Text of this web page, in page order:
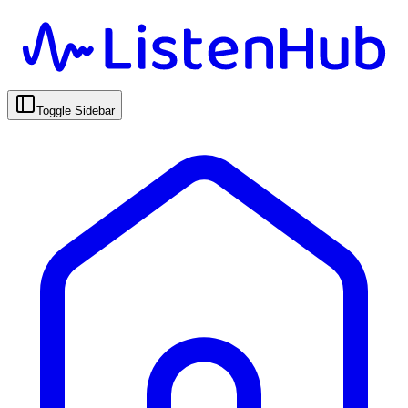
Toggle Sidebar